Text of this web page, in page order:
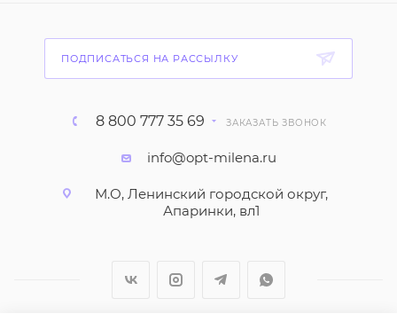
ПОДПИСАТЬСЯ НА РАССЫЛКУ
8 800 777 35 69 ЗАКАЗАТЬ ЗВОНОК
info@opt-milena.ru
М.О, Ленинский городской округ,
Апаринки, вл1